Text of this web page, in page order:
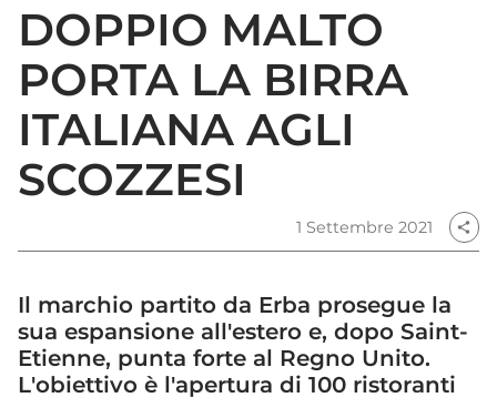
DOPPIO MALTO
PORTA LA BIRRA
ITALIANA AGLI
SCOZZESI
1 Settembre 2021 share
Il marchio partito da Erba prosegue la
sua espansione all'estero e, dopo Saint-
Etienne, punta forte al Regno Unito.
L'obiettivo è l'apertura di 100 ristoranti